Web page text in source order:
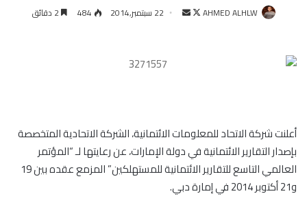
AHMED ALHLW
تابعأرسل 22 سبتمبر,2014 484 2 دقائق
أعلنت شركة الاتحاد للمعلومات الائتمانية، الشركة الاتحادية المتخصصة
بإصدار التقارير الائتمانية في دولة الإمارات، عن رعايتها لـ “المؤتمر
العالمي التاسع للتقارير الائتمانية للمستهلكين” المزمع عقده بين 19
و21 أكتوبر 2014 في إمارة دبي.